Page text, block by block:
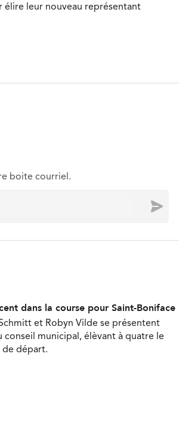
élire leur nouveau représentant
boite courriel.
Envoyer
dans la course pour Saint-Boniface
et Robyn Vilde se présentent
conseil municipal, élèvant à quatre le
de départ.